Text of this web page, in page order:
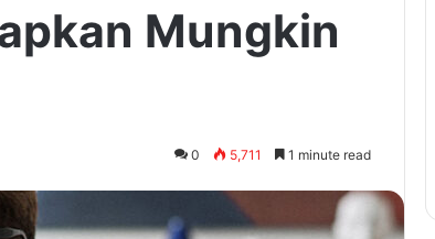
Mungkin
0 5,711 1 minute read